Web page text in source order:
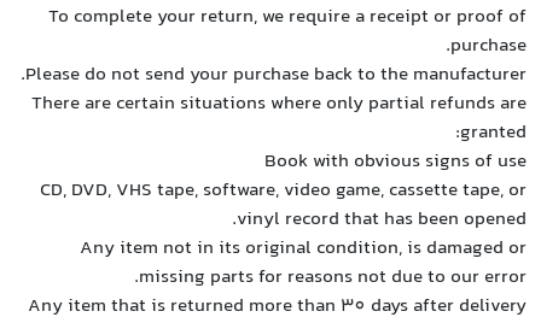
To
Please
There
CD,
Any